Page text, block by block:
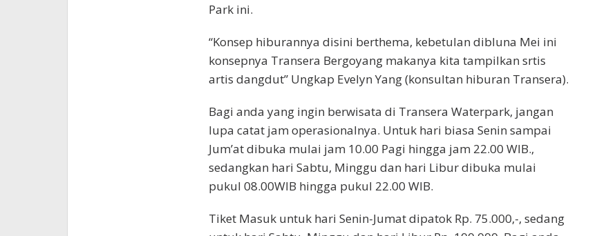
Park ini.
“Konsep hiburannya disini berthema, kebetulan dibluna Mei ini
konsepnya Transera Bergoyang makanya kita tampilkan srtis
artis dangdut” Ungkap Evelyn Yang (konsultan hiburan Transera).
Bagi anda yang ingin berwisata di Transera Waterpark, jangan
lupa catat jam operasionalnya. Untuk hari biasa Senin sampai
Jum’at dibuka mulai jam 10.00 Pagi hingga jam 22.00 WIB.,
sedangkan hari Sabtu, Minggu dan hari Libur dibuka mulai
pukul 08.00WIB hingga pukul 22.00 WIB.
Tiket Masuk untuk hari Senin-Jumat dipatok Rp. 75.000,-, sedang